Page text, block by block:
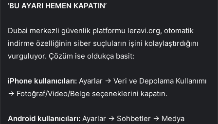
‘BU AYARI HEMEN KAPATIN’
Dubai merkezli güvenlik platformu leravi.org, otomatik
indirme özelliğinin siber suçluların işini kolaylaştırdığını
vurguluyor. Çözüm ise oldukça basit:
iPhone kullanıcıları: Ayarlar → Veri ve Depolama Kullanımı
→ Fotoğraf/Video/Belge seçeneklerini kapatın.
Android kullanıcıları: Ayarlar → Sohbetler → Medya